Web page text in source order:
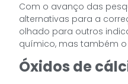
Com o avanço das
alternativas para a
olhado para outros
químico, mas também
Óxidos de